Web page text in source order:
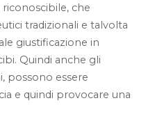
che
tradizionali e talvolta
giustificazione in
Quindi anche gli
possono essere
e quindi provocare una